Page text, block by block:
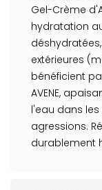
Gel-Crème
hydratation
extérieures
bénéficient
AVENE,
l'eau dans
agressions.
durablement